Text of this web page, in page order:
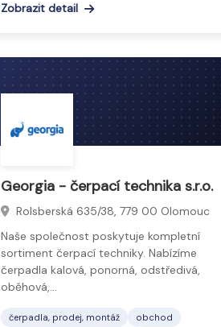
Zobrazit detail
Georgia - čerpací technika s.r.o.
Rolsberská 635/38, 779 00 Olomouc
Naše společnost poskytuje kompletní
sortiment čerpací techniky. Nabízíme
čerpadla kalová, ponorná, odstředivá,
oběhová,…
čerpadla, prodej, montáž
obchod